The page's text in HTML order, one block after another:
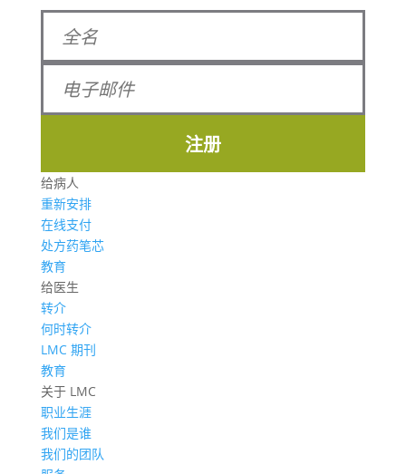
注册
给病人
重新安排
在线支付
处方药笔芯
教育
给医生
转介
何时转介
LMC 期刊
教育
关于 LMC
职业生涯
我们是谁
我们的团队